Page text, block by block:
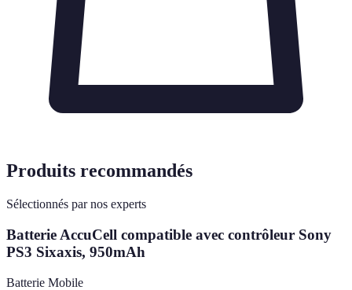
Produits recommandés
Sélectionnés par nos experts
Batterie AccuCell compatible avec contrôleur Sony
PS3 Sixaxis, 950mAh
Batterie Mobile